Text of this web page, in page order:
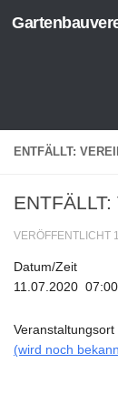
Zum Inhalt
ENTFÄLLT:
VERÖFFENTLICHT
Datum/Zeit
11.07.2020
Veranstaltungsort
(wird noch